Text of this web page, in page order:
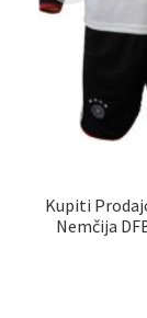
Kupiti
Nemčija